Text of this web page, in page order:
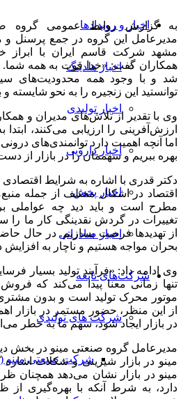
اخبار و رویدادها
اخبار هلدینگ
اخبار تولیدی
اخبار دارویی
اخبار پخش
اخبار صادراتی
شرکت‌های تابعه
شرکت های تولیدی
شرکت صنعتی مینو
به گزارش روابط عمومی گروه
مدیرعامل این گروه در جمع پرسنل
مشهد شرکت قاسم ایران با ابراز
همکاران گفت: «خدا قوت به همه شما.
شد و با وجود همه محدودیت‌های
توانستید این زنجیره را به نحو شایسته
وی با تقدیر از تلاش‌های مدیران و
ارزش‌آفرینی را ارزیابی می‌کنند،
اما آنچه اهمیت دارد توانمندی‌های
بهره ببریم و سهممان را در بازار از
دکتر قدری با اشاره به شرایط
اقتصاد در اشکال مختلف از جمله
مطرح است و باید دید چه عواملی بر
تغییرات در گردش نقدینگی کار ما را
از تهدیدها فرصت بسازیم. در حال حاضر
بحران مواجه هستیم و ناچار به افزایش
وی ادامه داد: «فرآیند تولید بسیار
تنها زمانی معنا پیدا می‌کند که
موتور محرک تولید است و بدون
از این منظر، حضور مستمر در بازار
در بازار ایجاد شود، سهم ما به خطر
مدیرعامل گروه صنعتی مینو در بخش
مینو در بازار شیرینی و شکلات
مینو در بازار نشان می‌دهد همچنان
دارد، به شرط آنکه با بهره‌گیری از